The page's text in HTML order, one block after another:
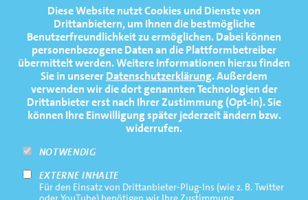
Diese Website nutzt Cookies und Dienste von
Drittanbietern, um Ihnen die bestmögliche
Benutzerfreundlichkeit zu ermöglichen.Dabei können
personenbezogene Daten an die Plattformbetreiber
übermittelt werden. Weitere Informationen hierzu finden
Sie in unsererDatenschutzerklärung. Außerdem
verwenden wir die dort genannten Technologien der
Drittanbieter erst nach Ihrer Zustimmung (Opt-In). Sie
können Ihre Einwilligung später jederzeit ändern bzw.
widerrufen.
NOTWENDIG
EXTERNE INHALTE
Für den Einsatz von Drittanbieter-Plug-Ins (wie z. B. Twitter
FOOTERNAVIGATION
NEWS
TERMINE
MEDIATHEK
PRESSE
FAQ
NEWSLETTER
Footernavigation
Bottom
Impressum